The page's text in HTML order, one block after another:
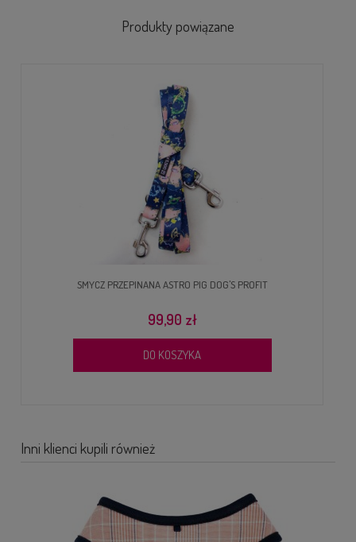
Produkty powiązane
SMYCZ PRZEPINANA ASTRO PIG DOG'S PROFIT
99,90 zł
DO KOSZYKA
Inni klienci kupili również